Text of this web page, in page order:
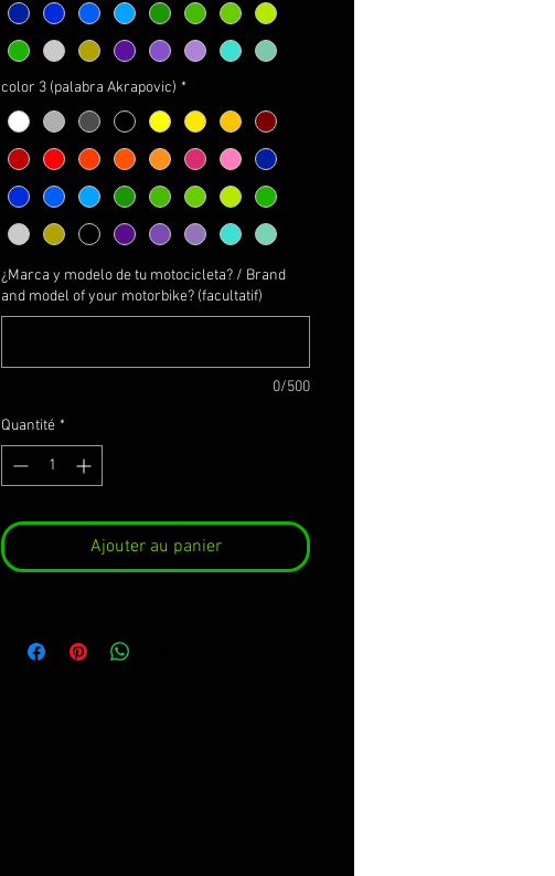
PERSONALIZABLES!
1- escoger el color de las líneas y la
palabra Kawasaki
2- escoger el color de la K y simbolo
Akrapovic
3- escoger el color de la palabra
Akrapovic
-SI SE DESEA OTRA COMBINACION
DE COLORES CONTACTAR POR
PRIVADO-
Logos prefijados
*MIRAR AMPLIACIÓN DE
color 3 (palabra Akrapovic) *
¿Marca y modelo de tu motocicleta? / Brand
and model of your motorbike? (facultatif)
0/500
Quantité *
Ajouter au panier